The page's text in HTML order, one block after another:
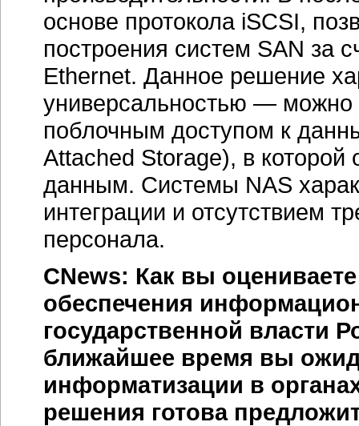
основе протокола iSCSI,
построения систем SAN за
Ethernet. Данное решение
универсальностью — можно
поблочным доступом к
Attached Storage), в которой
данным. Системы NAS
интеграции и отсутствием
персонала.
CNews: Как вы
обеспечения
государственной власти
ближайшее время вы
информатизации в
решения готова